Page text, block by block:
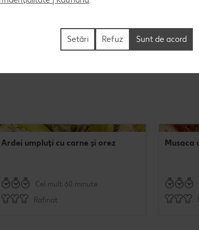
Ardei umpluți cu carne și orez
Cel mult 60 minute
Rafinat
Musaca
Refuz Sunt de acord
Setări